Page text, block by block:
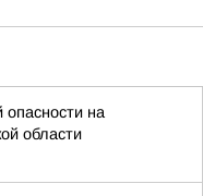
на
области